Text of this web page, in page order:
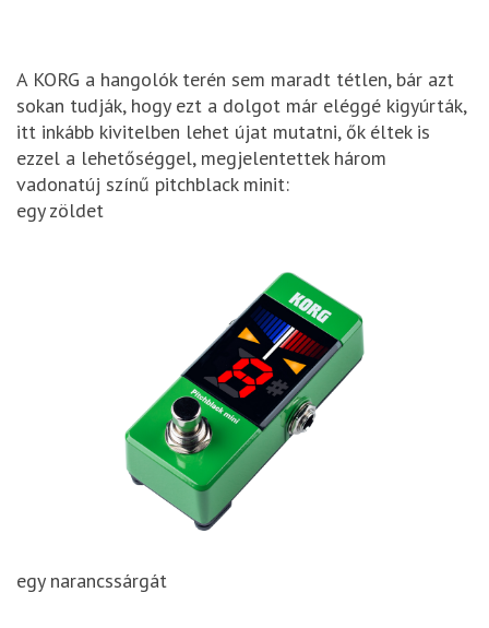
A KORG a hangolók terén sem maradt tétlen, bár azt
sokan tudják, hogy ezt a dolgot már eléggé kigyúrták,
itt inkább kivitelben lehet újat mutatni, ők éltek is
ezzel a lehetőséggel, megjelentettek három
vadonatúj színű pitchblack minit:
egy zöldet
egy narancssárgát